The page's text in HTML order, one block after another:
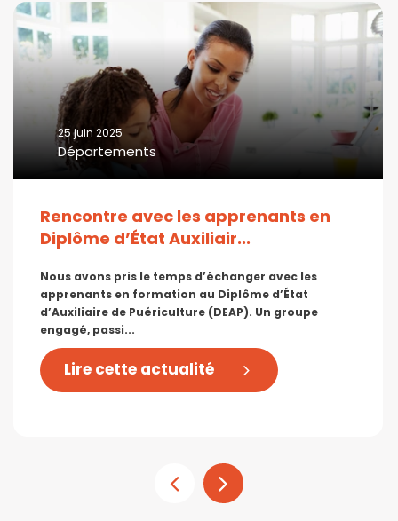
25 juin 2025
Départements
Rencontre avec les apprenants en
Diplôme d’État Auxiliair...
Nous avons pris le temps d’échanger avec les
apprenants en formation au Diplôme d’État
d’Auxiliaire de Puériculture (DEAP). Un groupe
engagé, passi...
Lire cette actualité